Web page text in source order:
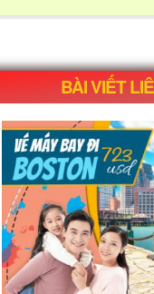
BÀI VIẾT